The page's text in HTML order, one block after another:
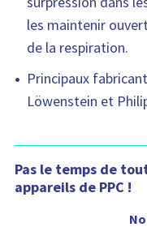
les maintenir
de la respiration.
Principaux
Löwenstein et
Pas le temps de
appareils de PPC !